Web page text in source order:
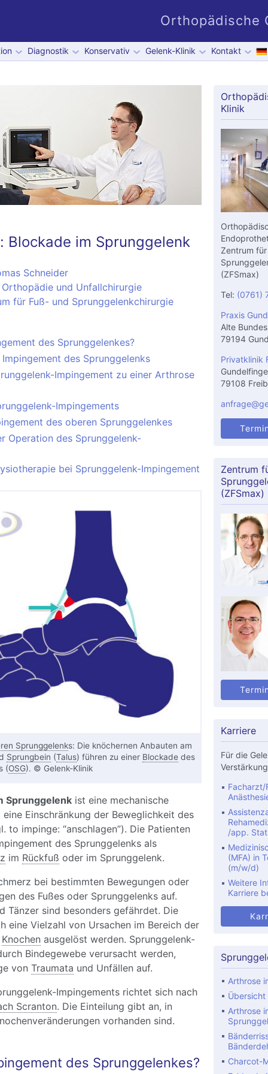
Orthopädische
Diagnostik Konservativ Gelenk-Klinik Kontakt
Blockade im Sprunggelenk
Schneider
und Unfallchirurgie
für Fuß- und Sprunggelenkchirurgie
des Sprunggelenkes?
des Sprunggelenks
Impingement zu einer Arthrose
Impingements
des oberen Sprunggelenkes
Operation des Sprunggelenk-
bei Sprunggelenk-Impingement
Sprunggelenks: Die knöchernen Anbauten am
Sprungbein (Talus) führen zu einer Blockadedes
(OSG). © Gelenk-Klinik
Sprunggelenkist eine mechanische
Einschränkung der Beweglichkeit des
to impinge: “anschlagen”). Die Patienten
des Sprunggelenks als
im Rückfuß oder im Sprunggelenk.
bei bestimmten Bewegungen oder
des Fußes oder Sprunggelenks auf.
Tänzer sind besonders gefährdet. Die
eine Vielzahl von Ursachen im Bereich der
Knochen ausgelöst werden. Sprunggelenk-
Bindegewebe verursacht werden,
von Traumata und Unfällen auf.
Impingements richtet sich nach
Scranton. Die Einteilung gibt an, in
vorhanden sind.
des Sprunggelenkes?
Klinik
Zentrum
(ZFSmax)
Tel: (0761)
Praxis
Alte
79194
Privatklinik
79108
Zentrum
(ZFSmax)
Karriere
Für die
Facharzt/
/app.
(MFA) in
(m/w/d)
Weitere
Karriere
Arthrose
Übersicht
Arthrose
Charcot-